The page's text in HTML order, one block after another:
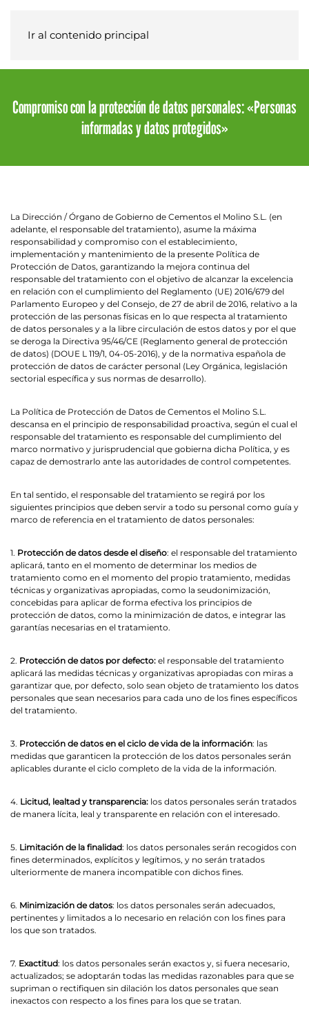
Ir al contenido principal
Compromiso con la protección de datos personales: «Personas
informadas y datos protegidos»
La Dirección / Órgano de Gobierno de Cementos el Molino S.L. (en
adelante, el responsable del tratamiento), asume la máxima
responsabilidad y compromiso con el establecimiento,
implementación y mantenimiento de la presente Política de
Protección de Datos, garantizando la mejora continua del
responsable del tratamiento con el objetivo de alcanzar la excelencia
en relación con el cumplimiento del Reglamento (UE) 2016/679 del
Parlamento Europeo y del Consejo, de 27 de abril de 2016, relativo a la
protección de las personas físicas en lo que respecta al tratamiento
de datos personales y a la libre circulación de estos datos y por el que
se deroga la Directiva 95/46/CE (Reglamento general de protección
de datos) (DOUE L 119/1, 04-05-2016), y de la normativa española de
protección de datos de carácter personal (Ley Orgánica, legislación
sectorial específica y sus normas de desarrollo).
La Política de Protección de Datos de Cementos el Molino S.L.
descansa en el principio de responsabilidad proactiva, según el cual el
responsable del tratamiento es responsable del cumplimiento del
marco normativo y jurisprudencial que gobierna dicha Política, y es
capaz de demostrarlo ante las autoridades de control competentes.
En tal sentido, el responsable del tratamiento se regirá por los
siguientes principios que deben servir a todo su personal como guía y
marco de referencia en el tratamiento de datos personales:
1. Protección de datos desde el diseño: el responsable del tratamiento
aplicará, tanto en el momento de determinar los medios de
tratamiento como en el momento del propio tratamiento, medidas
técnicas y organizativas apropiadas, como la seudonimización,
concebidas para aplicar de forma efectiva los principios de
protección de datos, como la minimización de datos, e integrar las
garantías necesarias en el tratamiento.
2. Protección de datos por defecto: el responsable del tratamiento
aplicará las medidas técnicas y organizativas apropiadas con miras a
garantizar que, por defecto, solo sean objeto de tratamiento los datos
personales que sean necesarios para cada uno de los fines específicos
del tratamiento.
3. Protección de datos en el ciclo de vida de la información: las
medidas que garanticen la protección de los datos personales serán
aplicables durante el ciclo completo de la vida de la información.
4. Licitud, lealtad y transparencia: los datos personales serán tratados
de manera lícita, leal y transparente en relación con el interesado.
5. Limitación de la finalidad: los datos personales serán recogidos con
fines determinados, explícitos y legítimos, y no serán tratados
ulteriormente de manera incompatible con dichos fines.
6. Minimización de datos: los datos personales serán adecuados,
pertinentes y limitados a lo necesario en relación con los fines para
los que son tratados.
7. Exactitud: los datos personales serán exactos y, si fuera necesario,
actualizados; se adoptarán todas las medidas razonables para que se
supriman o rectifiquen sin dilación los datos personales que sean
inexactos con respecto a los fines para los que se tratan.